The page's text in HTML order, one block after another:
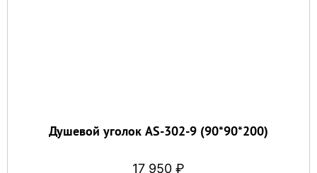
Душевой уголок AS-302-9 (90*90*200)
17 950 ₽